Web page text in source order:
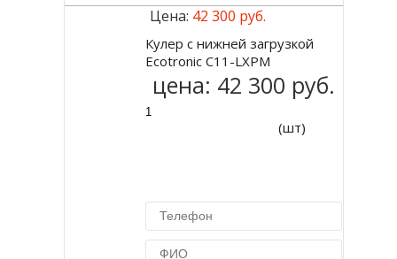
Цена: 42 300 руб.
Кулер с нижней загрузкой
Ecotronic C11-LXPM
цена: 42 300 руб.
(шт)